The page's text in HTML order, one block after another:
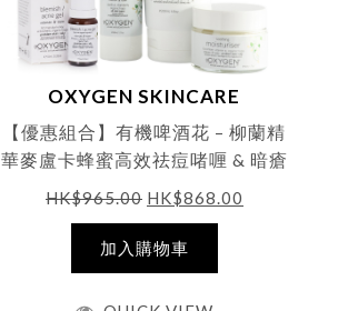
OXYGEN SKINCARE
【優惠組合】有機啤酒花 – 柳蘭精
華麥盧卡蜂蜜高效祛痘啫喱 & 暗瘡
護理 (價值$965)
HK$965.00 HK$868.00
加入購物車